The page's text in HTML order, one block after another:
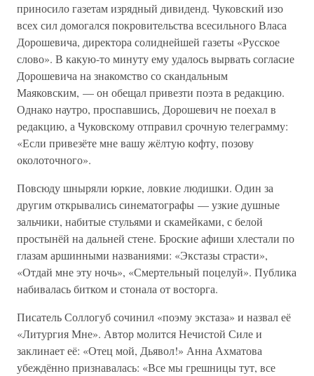
приносило газетам изрядный дивиденд. Чуковский изо
всех сил домогался покровительства всесильного Власа
Дорошевича, директора солиднейшей газеты «Русское
слово». В какую-то минуту ему удалось вырвать согласие
Дорошевича на знакомство со скандальным
Маяковским, — он обещал привезти поэта в редакцию.
Однако наутро, проспавшись, Дорошевич не поехал в
редакцию, а Чуковскому отправил срочную телеграмму:
«Если привезёте мне вашу жёлтую кофту, позову
околоточного».
Повсюду шныряли юркие, ловкие людишки. Один за
другим открывались синематографы — узкие душные
зальчики, набитые стульями и скамейками, с белой
простынёй на дальней стене. Броские афиши хлестали по
глазам аршинными названиями: «Экстазы страсти»,
«Отдай мне эту ночь», «Смертельный поцелуй». Публика
набивалась битком и стонала от восторга.
Писатель Соллогуб сочинил «поэму экстаза» и назвал её
«Литургия Мне». Автор молится Нечистой Силе и
заклинает её: «Отец мой, Дьявол!» Анна Ахматова
убеждённо признавалась: «Все мы грешницы тут, все